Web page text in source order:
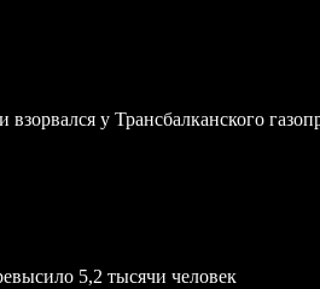
у Трансбалканского
5,2 тысячи человек